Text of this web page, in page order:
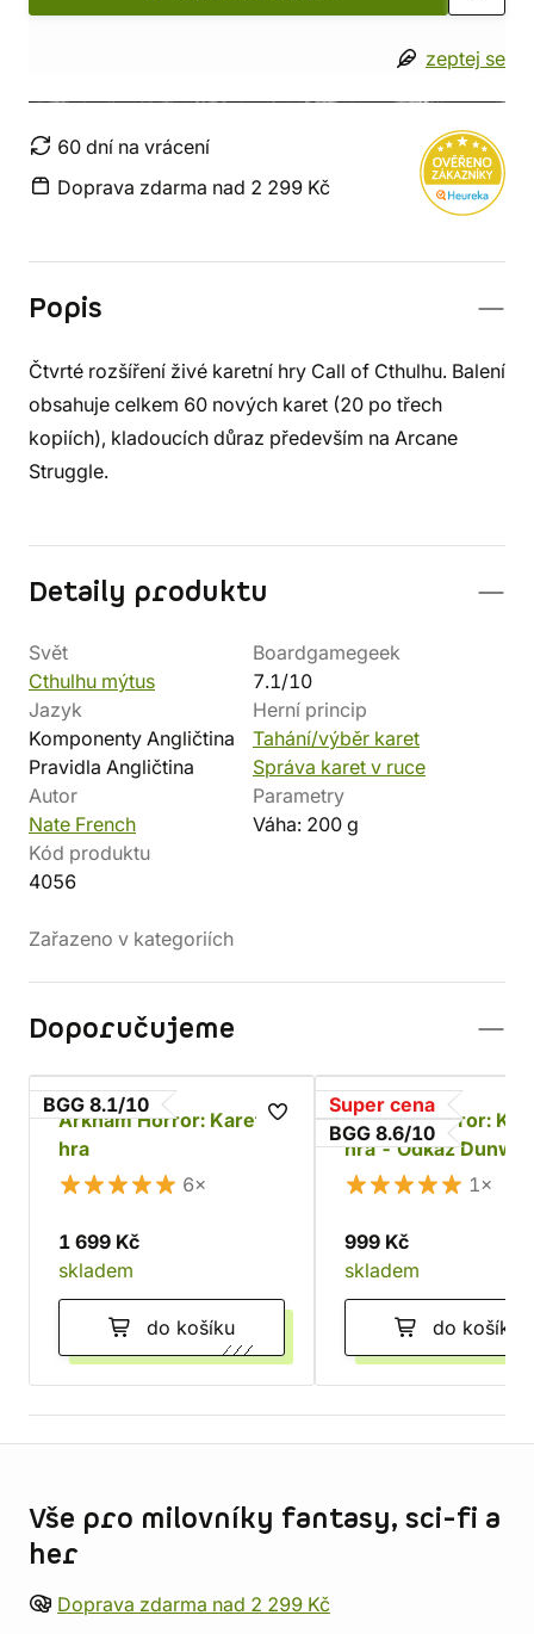
zeptej se
60 dní na vrácení
Doprava zdarma nad 2 299 Kč
Popis
Čtvrté rozšíření živé karetní hry Call of Cthulhu. Balení
obsahuje celkem 60 nových karet (20 po třech
kopiích), kladoucích důraz především na Arcane
Struggle.
Detaily produktu
Svět
Cthulhu mýtus
Boardgamegeek
7.1/10
Jazyk
Komponenty Angličtina
Pravidla Angličtina
Herní princip
Tahání/výběr karet
Správa karet v ruce
Autor
Nate French
Parametry
Váha: 200 g
Kód produktu
4056
Zařazeno v kategoriích
Doporučujeme
BGG 8.1/10
Arkham Horror: Karetní
hra
6×
1 699 Kč
skladem
do košíku
Super cena
BGG 8.6/10
Arkham Horror:
hra - Odkaz
rozšíření kampaně
1×
999 Kč
skladem
do košíku
Vše pro milovníky fantasy, sci-fi a
her
Doprava zdarma nad 2 299 Kč